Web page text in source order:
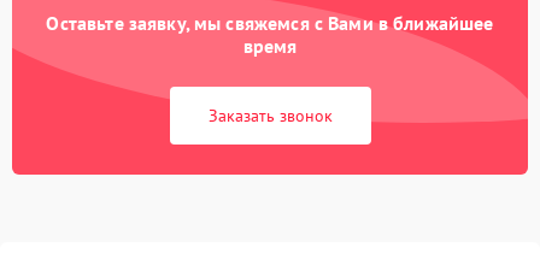
Оставьте заявку, мы свяжемся с Вами в ближайшее
время
Заказать звонок